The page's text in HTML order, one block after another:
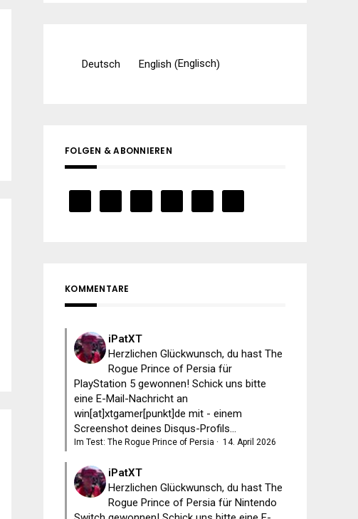
Deutsch English (Englisch)
FOLGEN & ABONNIEREN
KOMMENTARE
iPatXT
Herzlichen Glückwunsch, du hast The
Rogue Prince of Persia für
PlayStation 5 gewonnen! Schick uns bitte
eine E-Mail-Nachricht an
win[at]xtgamer[punkt]de mit - einem
Screenshot deines Disqus-Profils...
Im Test: The Rogue Prince of Persia · 14. April 2026
iPatXT
Herzlichen Glückwunsch, du hast The
Rogue Prince of Persia für Nintendo